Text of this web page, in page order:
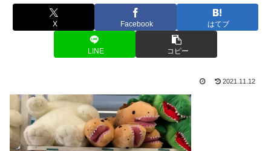
X Facebook はてブ
LINE コピー
2021.11.12